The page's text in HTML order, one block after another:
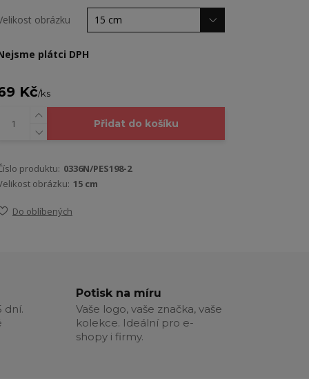
obrázku
plátci DPH
Kč/ks
Přidat do košíku
produktu: 0336N/PES198-2
obrázku: 15 cm
Do oblíbených
dní.
Potisk na míru
Vaše logo, vaše značka, vaše
kolekce. Ideální pro e-
shopy i firmy.